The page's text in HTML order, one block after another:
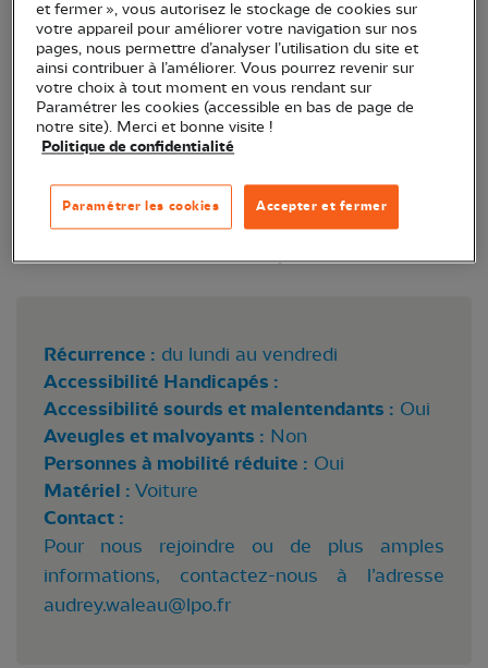
Récurrence : du lundi au vendredi
Accessibilité Handicapés :
Accessibilité sourds et malentendants : Oui
Aveugles et malvoyants : Non
Personnes à mobilité réduite : Oui
Matériel : Voiture
Contact :
Pour nous rejoindre ou de plus amples
informations, contactez-nous à l’adresse
audrey.waleau@lpo.fr
et fermer », vous autorisez le stockage de cookies sur
votre appareil pour améliorer votre navigation sur nos
pages, nous permettre d’analyser l’utilisation du site et
ainsi contribuer à l’améliorer. Vous pourrez revenir sur
votre choix à tout moment en vous rendant sur
Paramétrer les cookies (accessible en bas de page de
notre site). Merci et bonne visite !
Politique de confidentialité
Accepter et fermer
Paramétrer les cookies